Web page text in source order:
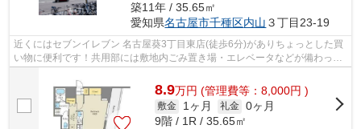
築11年 / 35.65㎡
愛知県名古屋市千種区内山 ３丁目23-19
近くにはセブンイレブン 名古屋葵3丁目東店(徒歩6分)がありちょっとした買
い物に便利です！共用部には敷地内ごみ置き場・エレベータなどが備わって
おりとても充実しています！場所が平...
8.9万円 (管理費等：8,000円 )
敷金 1ヶ月 礼金 0ヶ月
9階 / 1R / 35.65㎡